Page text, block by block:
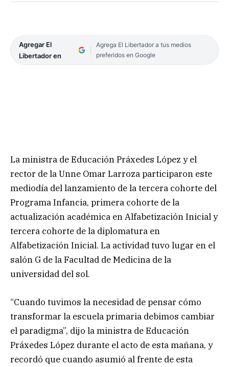
Agregar El
Libertador en
Agrega El Libertador a tus medios
preferidos en Google
La ministra de Educación Práxedes López y el
rector de la Unne Omar Larroza participaron este
mediodía del lanzamiento de la tercera cohorte del
Programa Infancia, primera cohorte de la
actualización académica en Alfabetización Inicial y
tercera cohorte de la diplomatura en
Alfabetización Inicial. La actividad tuvo lugar en el
salón G de la Facultad de Medicina de la
universidad del sol.
“Cuando tuvimos la necesidad de pensar cómo
transformar la escuela primaria debimos cambiar
el paradigma”, dijo la ministra de Educación
Práxedes López durante el acto de esta mañana, y
recordó que cuando asumió al frente de esta